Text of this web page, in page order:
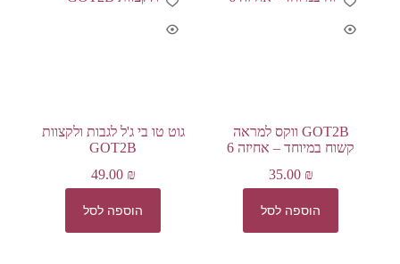
GOT2B ווקס למראה
קשוח במיוחד – אחיזה 6
35.00 ₪
הוספה לסל
גוט טו בי ג'ל לגבות ולקצוות
GOT2B
49.00 ₪
הוספה לסל